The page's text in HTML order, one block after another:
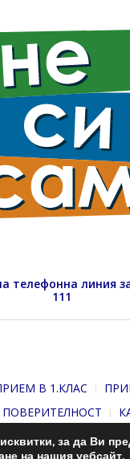
телефонна линия
111
В 1.КЛАС
за да Ви